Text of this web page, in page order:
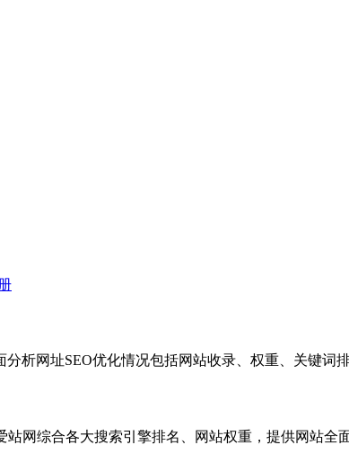
分析网址SEO优化情况包括网站收录、权重、关键词
站网综合各大搜索引擎排名、网站权重，提供网站全